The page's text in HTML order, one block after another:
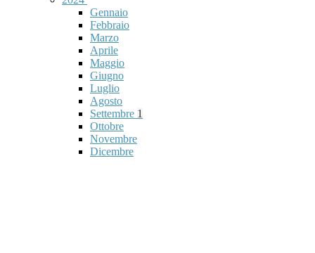
Gennaio
Febbraio
Marzo
Aprile
Maggio
Giugno
Luglio
Agosto
Settembre 1
Ottobre
Novembre
Dicembre